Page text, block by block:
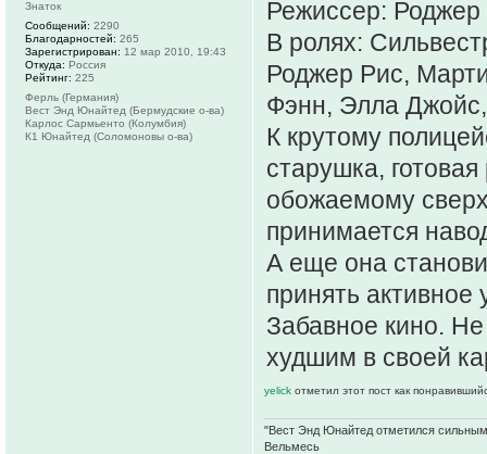
Режиссер: Роджер
В ролях:
Роджер Рис,
Фэнн, Элла
К крутому
старушка,
обожаемому
принимается
А еще она
принять
Забавное кино.
худшим в своей
yelick отметил этот пост как
"Вест Энд Юнайтед отметился сильным
Вельмесь
Знаток
Сообщений: 2290
Благодарностей: 265
Зарегистрирован: 12 мар 2010, 19:43
Откуда: Россия
Рейтинг: 225
Ферль (Германия)
Вест Энд Юнайтед (Бермудские о-ва)
Карлос Сармьенто (Колумбия)
К1 Юнайтед (Соломоновы о-ва)